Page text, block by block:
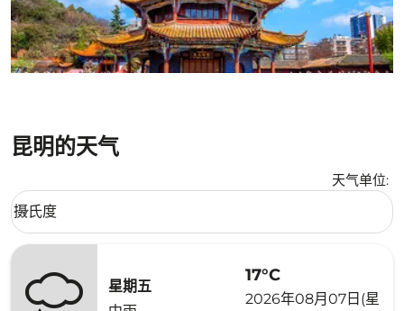
昆明的天气
天气单位:
Weather unit option 摄氏度 Selected
摄氏度
keyboard_arrow_down
星期五
17°C
2026年08月07日(星